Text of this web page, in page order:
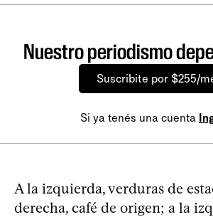
Nuestro periodismo
Suscribite por $255/
Si ya tenés una cuenta
A la izquierda, verduras de
derecha, café de origen; a la